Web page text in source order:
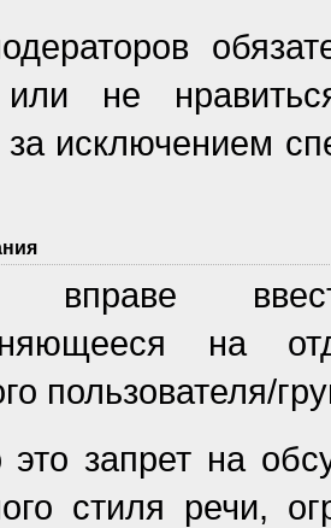
или не
исключением
вправе
на
пользователя/
запрет на
стиля речи,